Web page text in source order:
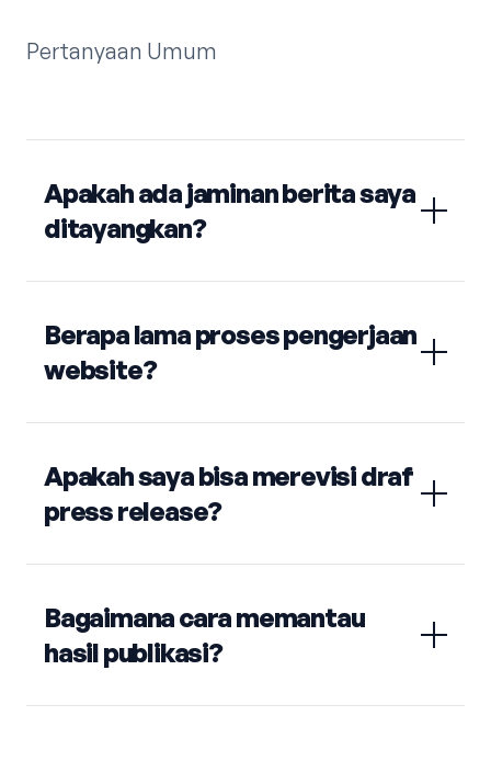
Pertanyaan Umum
Apakah ada jaminan berita saya
ditayangkan?
Berapa lama proses pengerjaan
website?
Apakah saya bisa merevisi draf
press release?
Bagaimana cara memantau
hasil publikasi?